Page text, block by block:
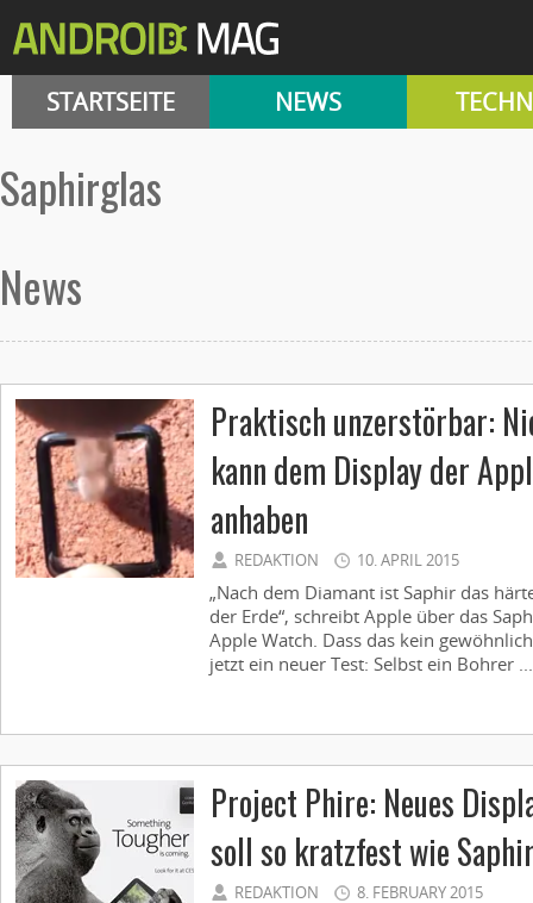
STARTSEITE NEWS
Saphirglas
News
Praktisch unzerstörbar:
kann dem Display der
anhaben
REDAKTION 10. APRIL 2015
„Nach dem Diamant ist Saphir das
der Erde“, schreibt Apple über das
Apple Watch. Dass das kein
jetzt ein neuer Test: Selbst ein Bohrer ...
Project Phire: Neues
soll so kratzfest wie
REDAKTION 8. FEBRUARY 2015